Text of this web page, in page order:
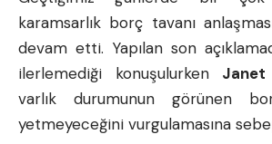
karamsarlık borç tavanı
devam etti. Yapılan son
ilerlemediği konuşulurken Janet
varlık durumunun görünen
yetmeyeceğini vurgulamasına